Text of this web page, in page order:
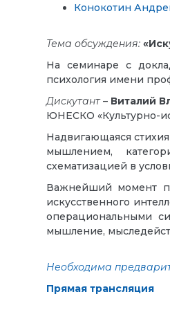
Конокотин
Тема обсуждения:
На семинаре с
психология имени
Дискутант– Виталий
ЮНЕСКО «Культурно-
Надвигающаяся
мышлением,
схематизацией в
Важнейший момент
искусственного
операциональными
мышление,
Необходима
Прямая трансляция